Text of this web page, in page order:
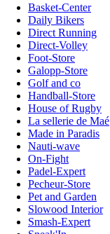
Basket-Center
Daily Bikers
Direct Running
Direct-Volley
Foot-Store
Galopp-Store
Golf and co
Handball-Store
House of Rugby
La sellerie de Maé
Made in Paradis
Nauti-wave
On-Fight
Padel-Expert
Pecheur-Store
Pet and Garden
Slowood Interior
Smash-Expert